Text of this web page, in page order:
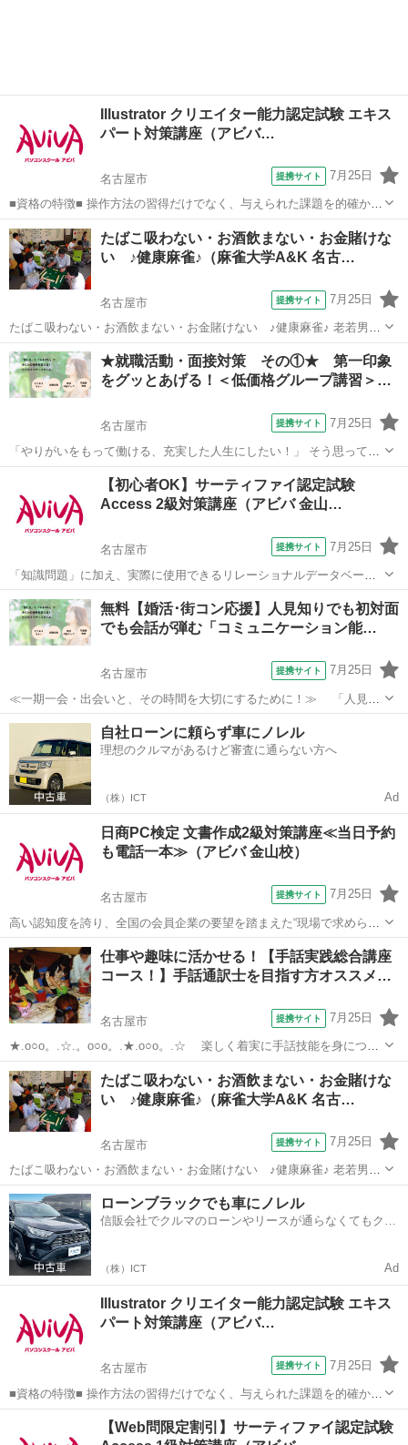
Illustrator クリエイター能力認定試験 エキス
パート対策講座（アビバ…
名古屋市 提携サイト 7月25日
■資格の特徴■ 操作方法の習得だけでなく、与えられた課題を的確かつ
スムーズに行う力が試されることが特長です。実践的なスキルを身に
つけることができるため、多くの方が受験されています。 ■講座の特
徴■ Illustratorク...
愛知 名古屋市 その他
たばこ吸わない・お酒飲まない・お金賭けな
い ♪健康麻雀♪（麻雀大学A&K 名古…
名古屋市 提携サイト 7月25日
たばこ吸わない・お酒飲まない・お金賭けない ♪健康麻雀♪ 老若男女
の幅広い会員が在籍。アットホームな雰囲気の中、麻雀を全く知らな
い方でも 楽しめます♪ ルールや楽しみ方を丁寧に教えてもらえて、マ
ナーを大事に健康づくり・...
愛知 名古屋市 その他
★就職活動・面接対策 その①★ 第一印象
をグッとあげる！＜低価格グループ講習＞…
名古屋市 提携サイト 7月25日
「やりがいをもって働ける、充実した人生にしたい！」 そう思って頑
張る大学生、就活生を応援する講座です。 新卒での就活は一度きり。
納得した形で就職活動を終えることができるようサポートします! 「Ｌ
ＧＣアカデミー」ホームページ...
名古屋市 話し方
【初心者OK】サーティファイ認定試験
Access 2級対策講座（アビバ 金山…
名古屋市 提携サイト 7月25日
「知識問題」に加え、実際に使用できるリレーショナルデータベース
を作成する「実技問題」を解くことで、実践的な能力を証明できる資
格制度の、2級対策講座です。
愛知 名古屋市 その他
無料【婚活･街コン応援】人見知りでも初対面
でも会話が弾む「コミュニケーション能…
名古屋市 提携サイト 7月25日
≪一期一会・出会いと、その時間を大切にするために！≫ 「人見知
りだから・・」「コミュニケーションが苦手だから・・」と、せっか
くの出会いを逃したり、損をしていませんか？ ①「コミュニケーショ
ン力ＵＰ」して、ちょっとしたコツで...
愛知 名古屋市
自社ローンに頼らず車にノレル
理想のクルマがあるけど審査に通らない方へ
（株）ICT Ad
日商PC検定 文書作成2級対策講座≪当日予約
も電話一本≫（アビバ 金山校）
名古屋市 提携サイト 7月25日
高い認知度を誇り、全国の会員企業の要望を踏まえた“現場で求められ
ているスキル”、つまり実務を強く想定したスキルが身につく「日商PC
検定 文書作成2級」の取得に向けた学習を行います。
愛知 名古屋市 その他
仕事や趣味に活かせる！【手話実践総合講座
コース！】手話通訳士を目指す方オススメ…
名古屋市 提携サイト 7月25日
★.o○o。.☆.。o○o。.★.o○o。.☆ 楽しく着実に手話技能を身につ
け、 自分の世界を広げてみませんか!？ ★.o○o。.☆.。
o○o。.★.o○o。.☆ 最近、病院や施設、販売やデパート等の接客など、
色々な場...
愛知 名古屋市 手話
たばこ吸わない・お酒飲まない・お金賭けな
い ♪健康麻雀♪（麻雀大学A&K 名古…
名古屋市 提携サイト 7月25日
たばこ吸わない・お酒飲まない・お金賭けない ♪健康麻雀♪ 老若男女
の幅広い会員が在籍。アットホームな雰囲気の中、麻雀を全く知らな
い方でも 楽しめます♪ ルールや楽しみ方を丁寧に教えてもらえて、マ
ナーを大事に健康づくり・...
愛知 名古屋市 その他
ローンブラックでも車にノレル
信販会社でクルマのローンやリースが通らなくてもクル
（株）ICT Ad
Illustrator クリエイター能力認定試験 エキス
パート対策講座（アビバ…
名古屋市 提携サイト 7月25日
■資格の特徴■ 操作方法の習得だけでなく、与えられた課題を的確かつ
スムーズに行う力が試されることが特長です。実践的なスキルを身に
つけることができるため、多くの方が受験されています。 ■講座の特
名古屋市 その他
【Web問限定割引】サーティファイ認定試験